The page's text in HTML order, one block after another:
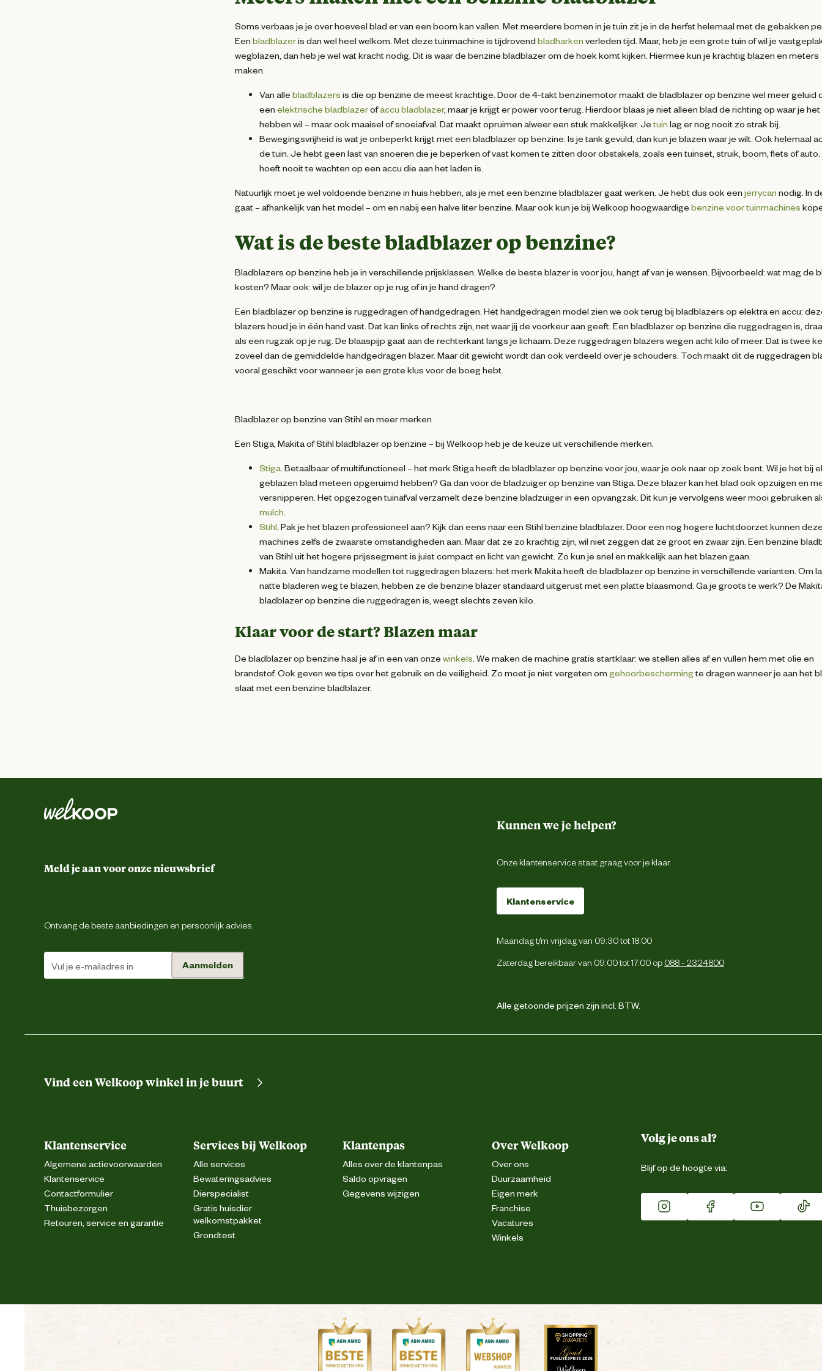
Soms verbaas je je over hoeveel blad er van een boom kan vallen. Met meerdere bomen in je tuin zit je in de herfst helemaal met de gebakken
Een bladblazeris dan wel heel welkom. Met deze tuinmachine is tijdrovend bladharken verleden tijd. Maar, heb je een grote tuin of wil je
wegblazen, dan heb je wel wat kracht nodig. Dit is waar de benzine bladblazer om de hoek komt kijken. Hiermee kun je krachtig blazen en meters
maken.
Van alle bladblazers is die op benzine de meest krachtige. Door de 4-takt benzinemotor maakt de bladblazer op benzine wel meer geluid
een elektrische bladblazerofaccu bladblazer, maar je krijgt er power voor terug. Hierdoor blaas je niet alleen blad de richting op waar je het
hebben wil – maar ook maaisel of snoeiafval. Dat maakt opruimen alweer een stuk makkelijker. Jetuin lag er nog nooit zo strak bij.
Bewegingsvrijheid is wat je onbeperkt krijgt met een bladblazer op benzine. Is je tank gevuld, dan kun je blazen waar je wilt. Ook helemaal
de tuin. Je hebt geen last van snoeren die je beperken of vast komen te zitten door obstakels, zoals een tuinset, struik, boom, fiets of auto.
hoeft nooit te wachten op een accu die aan het laden is.
Natuurlijk moet je wel voldoende benzine in huis hebben, als je met een benzine bladblazer gaat werken. Je hebt dus ook een jerrycan nodig. In
gaat – afhankelijk van het model – om en nabij een halve liter benzine. Maar ook kun je bij Welkoop hoogwaardige benzine voor tuinmachines
Wat is de beste bladblazer op benzine?
Bladblazers op benzine heb je in verschillende prijsklassen. Welke de beste blazer is voor jou, hangt af van je wensen. Bijvoorbeeld: wat mag de
kosten? Maar ook: wil je de blazer op je rug of in je hand dragen?
Een bladblazer op benzine is ruggedragen of handgedragen. Het handgedragen model zien we ook terug bij bladblazers op elektra en accu:
blazers houd je in één hand vast. Dat kan links of rechts zijn, net waar jij de voorkeur aan geeft. Een bladblazer op benzine die ruggedragen is,
als een rugzak op je rug. De blaaspijp gaat aan de rechterkant langs je lichaam. Deze ruggedragen blazers wegen acht kilo of meer. Dat is twee
zoveel dan de gemiddelde handgedragen blazer. Maar dit gewicht wordt dan ook verdeeld over je schouders. Toch maakt dit de ruggedragen
vooral geschikt voor wanneer je een grote klus voor de boeg hebt.
Bladblazer op benzine van Stihl en meer merken
Een Stiga, Makita of Stihl bladblazer op benzine – bij Welkoop heb je de keuze uit verschillende merken.
Stiga . Betaalbaar of multifunctioneel – het merk Stiga heeft de bladblazer op benzine voor jou, waar je ook naar op zoek bent. Wil je het bij
geblazen blad meteen opgeruimd hebben? Ga dan voor de bladzuiger op benzine van Stiga. Deze blazer kan het blad ook opzuigen en
versnipperen. Het opgezogen tuinafval verzamelt deze benzine bladzuiger in een opvangzak. Dit kun je vervolgens weer mooi gebruiken
mulch
Stihl . Pak je het blazen professioneel aan? Kijk dan eens naar een Stihl benzine bladblazer. Door een nog hogere luchtdoorzet kunnen
machines zelfs de zwaarste omstandigheden aan. Maar dat ze zo krachtig zijn, wil niet zeggen dat ze groot en zwaar zijn. Een benzine
van Stihl uit het hogere prijssegment is juist compact en licht van gewicht. Zo kun je snel en makkelijk aan het blazen gaan.
Makita. Van handzame modellen tot ruggedragen blazers: het merk Makita heeft de bladblazer op benzine in verschillende varianten. Om
natte bladeren weg te blazen, hebben ze de benzine blazer standaard uitgerust met een platte blaasmond. Ga je groots te werk? De
bladblazer op benzine die ruggedragen is, weegt slechts zeven kilo.
Klaar voor de start? Blazen maar
De bladblazer op benzine haal je af in een van onze winkels . We maken de machine gratis startklaar: we stellen alles af en vullen hem met olie en
brandstof. Ook geven we tips over het gebruik en de veiligheid. Zo moet je niet vergeten om gehoorbeschermingte dragen wanneer je aan het
slaat met een benzine bladblazer.
Meld je aan voor onze nieuwsbrief
Ontvang de beste aanbiedingen en persoonlijk advies.
Aanmelden
Kunnen we je helpen?
Onze klantenservice staat graag voor je klaar.
Klantenservice
Maandag t/m vrijdag van 09:30 tot 18:00
Zaterdag bereikbaar van 09:00 tot 17:00 op 088 - 2324800
Alle getoonde prijzen zijn incl. BTW.
Vind een Welkoop winkel in je buurt
Klantenservice
Algemene actievoorwaarden
Klantenservice
Contactformulier
Thuisbezorgen
Retouren, service en garantie
Services bij Welkoop
Alle services
Bewateringsadvies
Dierspecialist
Gratis huisdier
welkomstpakket
Grondtest
Klantenpas
Alles over de klantenpas
Saldo opvragen
Gegevens wijzigen
Over Welkoop
Over ons
Duurzaamheid
Eigen merk
Franchise
Vacatures
Winkels
Volg je ons al?
Blijf op de hoogte via: